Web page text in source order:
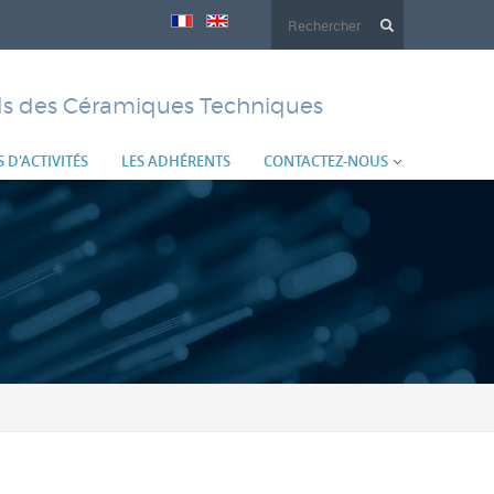
de
recherche
des Céramiques Techniques
D'ACTIVITÉS LES ADHÉRENTS CONTACTEZ-NOUS